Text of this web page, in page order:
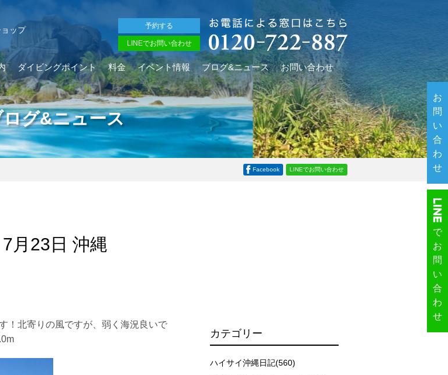
ップ 予約する
LINEでお問い合わせ
グ&ニュース
ダイビングポイント 料金 イベント情報 ブログ&ニュース お問い合わせ
Facebook LINEでお問い合わせ
7月23日 沖縄
！北寄りの風ですが、弱く海況良いで
カテゴリー
ハイサイ沖縄日記(560)
ム開始可能と判断した場合にのみエントリーを行います。
があります。また、エントリーの順番はガイドが決定しますので、必ずその指示に従って準備してくだ
人が近くを泳ぐことを嫌い、逃げてしまう場合があります。そのため、原則として緊急時やガイドの指
ます。クジラは一度でもそのような行動を取る人間を嫌がってしまうと、その後スイムで近づくことが
お
問
い
合
わ
せ
で
お
問
い
合
わ
せ